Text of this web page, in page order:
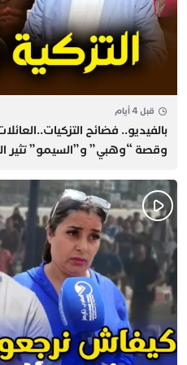
قبل 4 أيام
بالفيديو.. فضائح
وقصة “وهبي” و”السيمو” تثير